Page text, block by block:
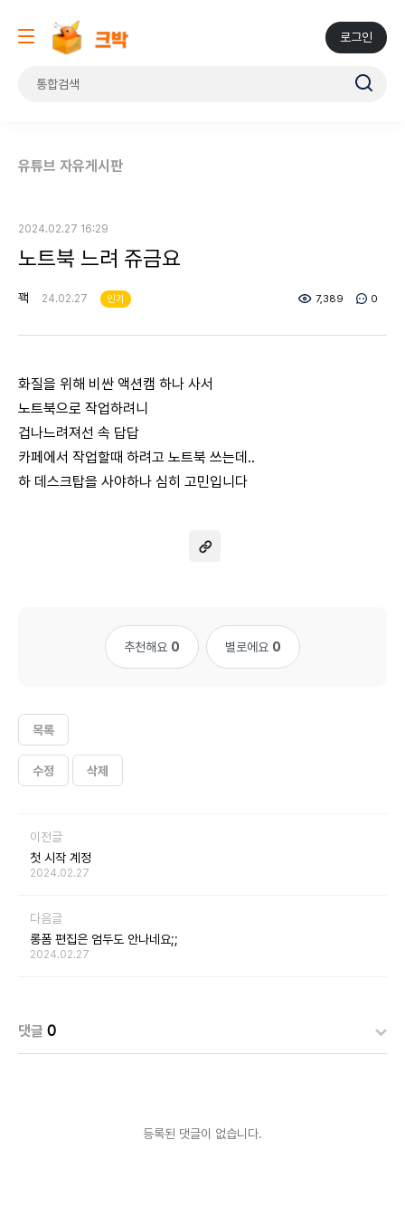
로그인
유튜브 자유게시판
2024.02.27 16:29
노트북 느려 쥬금요
꽥 24.02.27 인기 7,389 0
화질을 위해 비싼 액션캠 하나 사서
노트북으로 작업하려니
겁나느려져선 속 답답
카페에서 작업할때 하려고 노트북 쓰는데..
하 데스크탑을 사야하나 심히 고민입니다
추천해요 0 별로에요 0
목록
수정 삭제
이전글
첫 시작 계정
2024.02.27
다음글
롱폼 편집은 엄두도 안나네요;;
2024.02.27
댓글 0
등록된 댓글이 없습니다.